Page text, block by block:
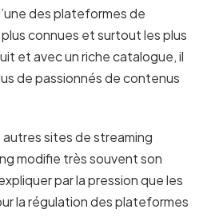
des plateformes de
connues et surtout les plus
et avec un riche catalogue, il
de passionnés de contenus
sites de streaming
modifie très souvent son
par la pression que les
la régulation des plateformes